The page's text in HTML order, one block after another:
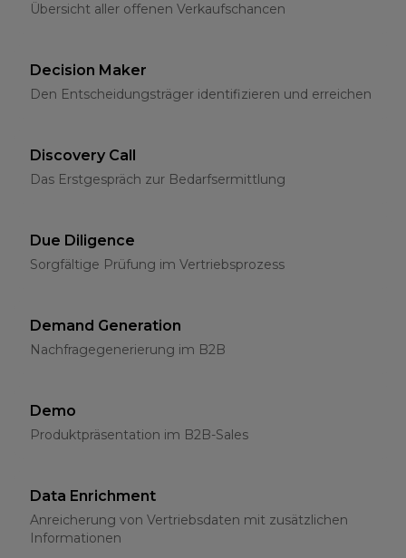
Übersicht aller offenen Verkaufschancen
Decision Maker
Den Entscheidungsträger identifizieren und erreichen
Discovery Call
Das Erstgespräch zur Bedarfsermittlung
Due Diligence
Sorgfältige Prüfung im Vertriebsprozess
Demand Generation
Nachfragegenerierung im B2B
Demo
Produktpräsentation im B2B-Sales
Data Enrichment
Anreicherung von Vertriebsdaten mit zusätzlichen
Informationen